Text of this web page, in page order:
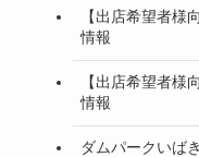
【出店希望者様
情報
【出店希望者様
情報
ダムパークいば